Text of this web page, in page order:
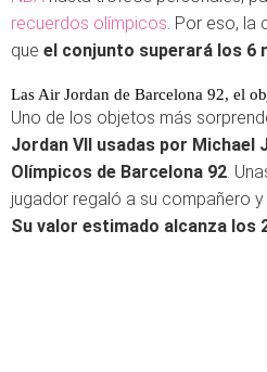
recuerdos olímpicos. Por eso, la
que el conjunto superará los 6
Las Air Jordan de Barcelona 92, el
Uno de los objetos más
Jordan VII usadas por Michael
Olímpicos de Barcelona 92.
jugador regaló a su compañero
Su valor estimado alcanza los